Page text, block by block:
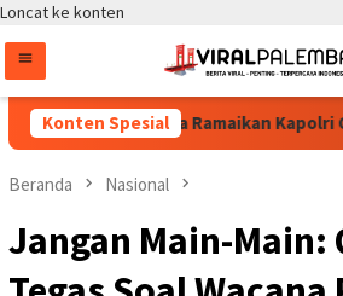
Loncat ke konten
Konten Spesial
dari 34 Polda Ramaikan Kapolri Cup
Beranda Nasional
Jangan Main-Main: